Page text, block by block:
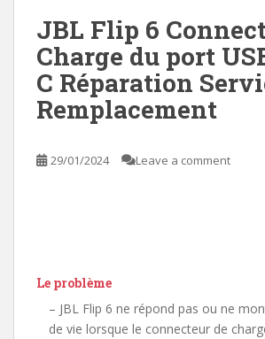
JBL Flip 6
Charge du port
C Réparation
Remplacement
29/01/2024 Leave a comment
Le problème
– JBL Flip 6 ne répond pas ou ne
de vie lorsque le connecteur de